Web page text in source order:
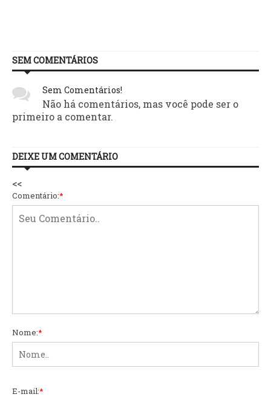
SEM COMENTÁRIOS
Sem Comentários!
Não há comentários, mas você pode ser o
primeiro a comentar.
DEIXE UM COMENTÁRIO
<<
Comentário:*
Nome:*
E-mail:*